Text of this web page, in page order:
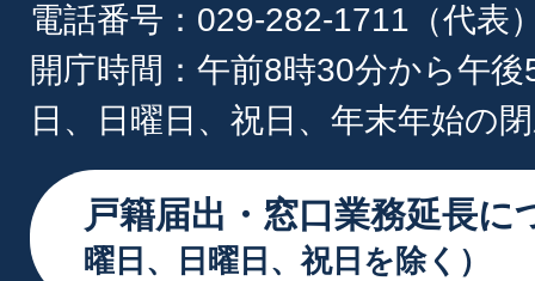
電話番号：029-282-1711（代表
開庁時間：午前8時30分から午
日、日曜日、祝日、年末年始の
戸籍届出・窓口業務延長に
曜日、日曜日、祝日を除く）